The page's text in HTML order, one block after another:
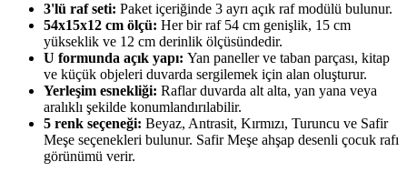
3'lü raf seti: Paket içeriğinde 3 ayrı açık raf modülü bulunur.
54x15x12 cm ölçü: Her bir raf 54 cm genişlik, 15 cm
yükseklik ve 12 cm derinlik ölçüsündedir.
U formunda açık yapı: Yan paneller ve taban parçası, kitap
ve küçük objeleri duvarda sergilemek için alan oluşturur.
Yerleşim esnekliği: Raflar duvarda alt alta, yan yana veya
aralıklı şekilde konumlandırılabilir.
5 renk seçeneği: Beyaz, Antrasit, Kırmızı, Turuncu ve Safir
Meşe seçenekleri bulunur. Safir Meşe ahşap desenli çocuk rafı
görünümü verir.